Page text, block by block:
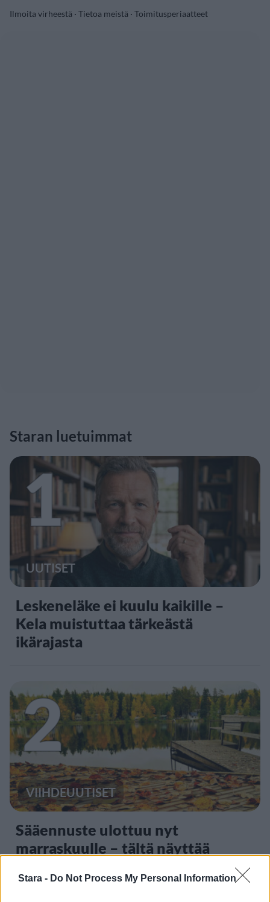
Stara - Do Not Process My Personal Information
Ilmoita virheestä · Tietoa meistä · Toimitusperiaatteet
Staran luetuimmat
1
UUTISET
Leskeneläke ei kuulu kaikille –
Kela muistuttaa tärkeästä
ikärajasta
2
VIIHDEUUTISET
Sääennuste ulottuu nyt
marraskuulle – tältä näyttää